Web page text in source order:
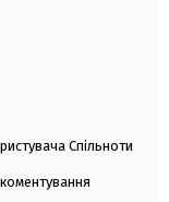
Спільноти